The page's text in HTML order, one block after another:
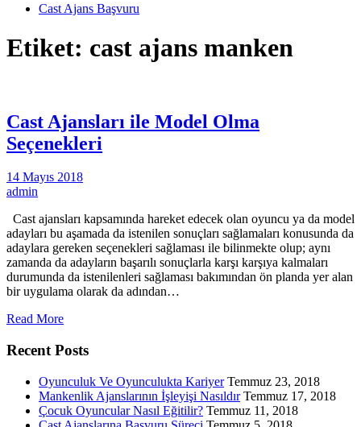
Cast Ajans Başvuru
Etiket: cast ajans manken
Cast Ajansları ile Model Olma
Seçenekleri
14 Mayıs 2018
admin
Cast ajansları kapsamında hareket edecek olan oyuncu ya da model
adayları bu aşamada da istenilen sonuçları sağlamaları konusunda da
adaylara gereken seçenekleri sağlaması ile bilinmekte olup; aynı
zamanda da adayların başarılı sonuçlarla karşı karşıya kalmaları
durumunda da istenilenleri sağlaması bakımından ön planda yer alan
bir uygulama olarak da adından…
Read More
Recent Posts
Oyunculuk Ve Oyunculukta Kariyer Temmuz 23, 2018
Mankenlik Ajanslarının İşleyişi Nasıldır Temmuz 17, 2018
Çocuk Oyuncular Nasıl Eğitilir? Temmuz 11, 2018